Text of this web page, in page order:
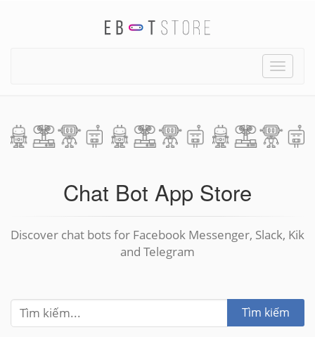
Toggle
Chat Bot App Store
Discover chat bots for Facebook Messenger, Slack, Kik
and Telegram
Tìm kiếm